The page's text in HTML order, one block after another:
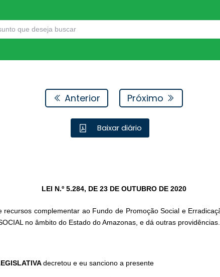
Anterior
Próximo
Baixar diário
LEI N.º 5.284, DE 23 DE OUTUBRO DE 2020
recursos complementar ao Fundo de Promoção Social e
no âmbito do Estado do Amazonas, e dá outras providências.
decretou e eu sanciono a presente